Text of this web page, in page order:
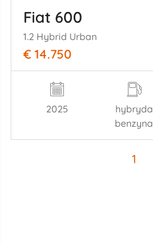
Fiat 600
1.2 Hybrid Urban
€ 14.750
2025
hybryda
benzyna
1